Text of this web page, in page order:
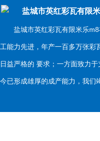
盐城市英红彩瓦有限
盐城市英红彩瓦有限米乐m8
工能力先进，年产一百多万张
日益严格的 要求；一方面致力
今已形成雄厚的成产能力，我